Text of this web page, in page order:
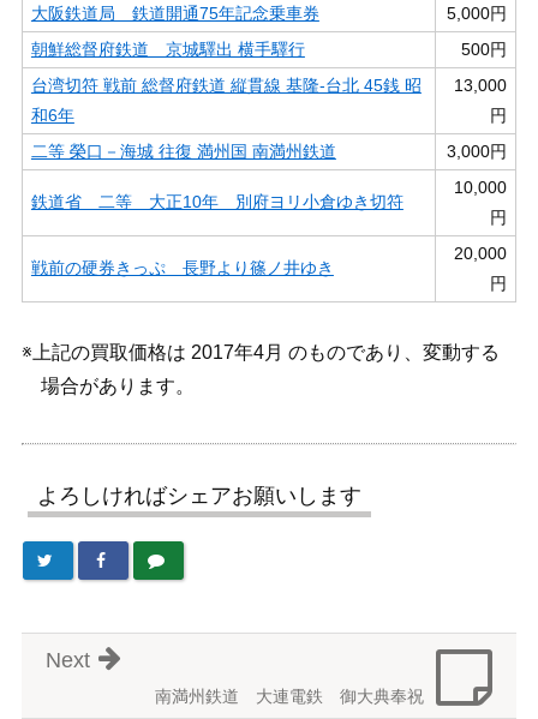
大阪鉄道局 鉄道開通75年記念乗車券
5,000円
朝鮮総督府鉄道 京城驛出 横手驛行
500円
台湾切符 戦前 総督府鉄道 縦貫線 基隆-台北 45銭 昭
和6年
13,000
円
二等 榮口－海城 往復 満州国 南満州鉄道
3,000円
鉄道省 二等 大正10年 別府ヨリ小倉ゆき切符
10,000
円
戦前の硬券きっぷ 長野より篠ノ井ゆき
20,000
円
※上記の買取価格は 2017年4月 のものであり、変動する
場合があります。
よろしければシェアお願いします
南満州鉄道 大連電鉄 御大典奉祝
Next